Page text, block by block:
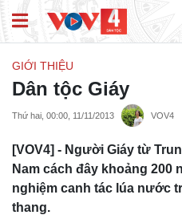
GIỚI THIỆU
Dân tộc Giáy
Thứ hai, 00:00, 11/11/2013 VOV4
[VOV4] - Người Giáy từ
Nam cách đây khoảng 200
nghiệm canh tác lúa nước
thang.